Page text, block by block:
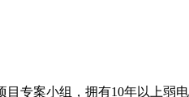
专案小组，拥有10年以上弱